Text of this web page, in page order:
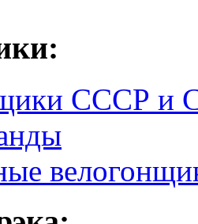
СССР и